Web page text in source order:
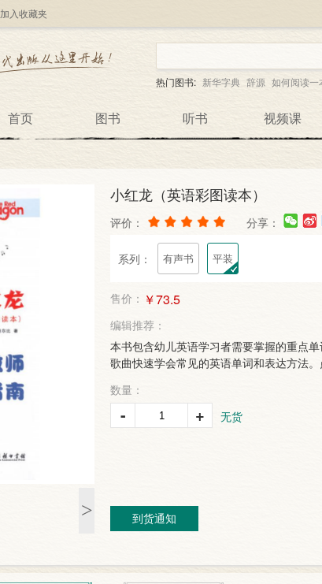
加入收藏夹
热门图书: 新华字典 辞源 如何阅读一
首页 图书 听书 视频课
>
小红龙（英语彩图读本）
评价： 分享：
系列： 有声书 平装
售价： ￥73.5
编辑推荐：
本书包含幼儿英语学习者需要掌握的重点
歌曲快速学会常见的英语单词和表达方法
数量：
- + 无货
到货通知